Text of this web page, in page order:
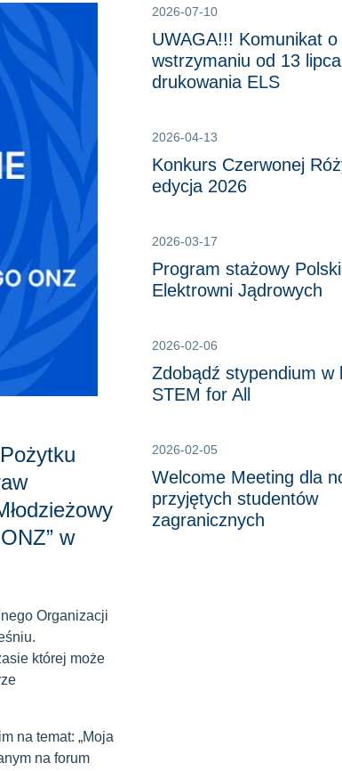
w
Organizacji
której może
na temat: „Moja
na forum
2026-07-10
UWAGA!!! Komunikat o
wstrzymaniu od 13
drukowania ELS
2026-04-13
Konkurs Czerwonej
edycja 2026
2026-03-17
Program stażowy
Elektrowni Jądrowych
2026-02-06
Zdobądź stypendium w
STEM for All
2026-02-05
Welcome Meeting dla
przyjętych studentów
zagranicznych